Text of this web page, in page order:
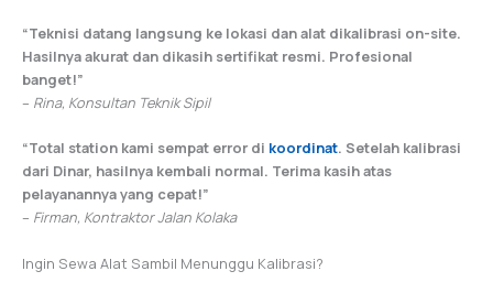
“Teknisi datang langsung ke lokasi dan alat dikalibrasi on-site.
Hasilnya akurat dan dikasih sertifikat resmi. Profesional
banget!”
– Rina, Konsultan Teknik Sipil
“Total station kami sempat error di koordinat. Setelah kalibrasi
dari Dinar, hasilnya kembali normal. Terima kasih atas
pelayanannya yang cepat!”
– Firman, Kontraktor Jalan Kolaka
Ingin Sewa Alat Sambil Menunggu Kalibrasi?